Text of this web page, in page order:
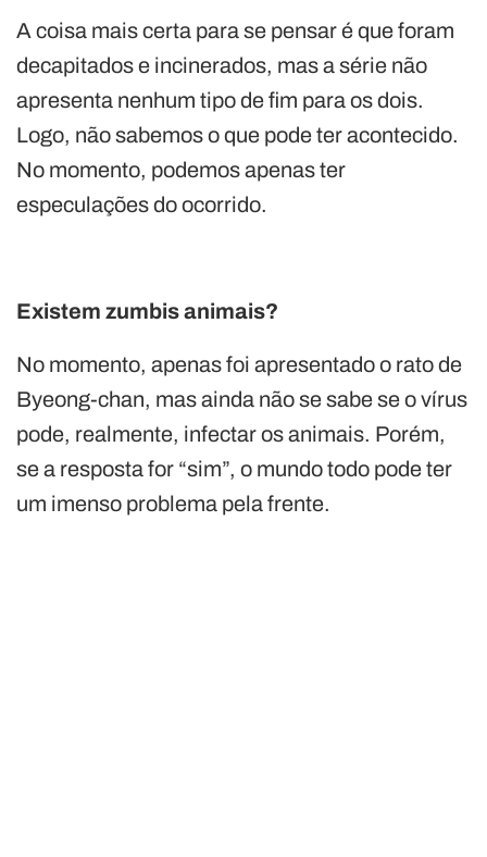
A coisa mais certa para se pensar é que foram
decapitados e incinerados, mas a série não
apresenta nenhum tipo de fim para os dois.
Logo, não sabemos o que pode ter acontecido.
No momento, podemos apenas ter
especulações do ocorrido.
Existem zumbis animais?
No momento, apenas foi apresentado o rato de
Byeong-chan, mas ainda não se sabe se o vírus
pode, realmente, infectar os animais. Porém,
se a resposta for “sim”, o mundo todo pode ter
um imenso problema pela frente.